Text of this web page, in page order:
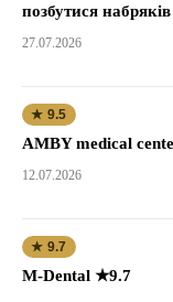
позбутися
27.07.2026
★ 9.5
AMBY medical
12.07.2026
★ 9.7
M-Dental ★9.7